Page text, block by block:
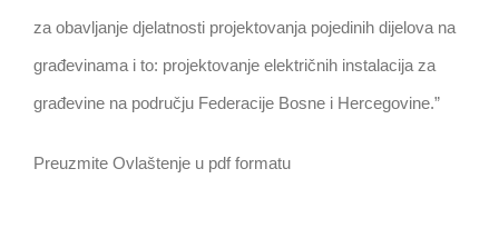
za obavljanje djelatnosti projektovanja pojedinih dijelova na
građevinama i to: projektovanje električnih instalacija za
građevine na području Federacije Bosne i Hercegovine.”
Preuzmite Ovlaštenje u pdf formatu